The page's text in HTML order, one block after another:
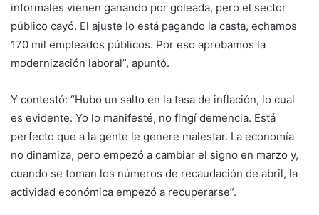
informales vienen ganando por goleada, pero el sector
público cayó. El ajuste lo está pagando la casta, echamos
170 mil empleados públicos. Por eso aprobamos la
modernización laboral”, apuntó.
Y contestó: “Hubo un salto en la tasa de inflación, lo cual
es evidente. Yo lo manifesté, no fingí demencia. Está
perfecto que a la gente le genere malestar. La economía
no dinamiza, pero empezó a cambiar el signo en marzo y,
cuando se toman los números de recaudación de abril, la
actividad económica empezó a recuperarse”.